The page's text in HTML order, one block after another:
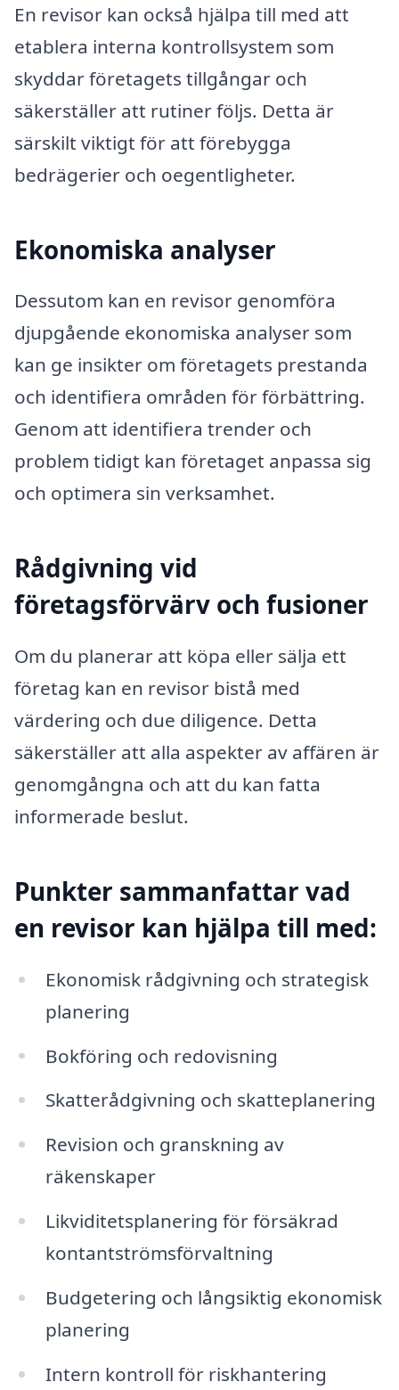
En revisor kan också hjälpa till med att
etablera interna kontrollsystem som
skyddar företagets tillgångar och
säkerställer att rutiner följs. Detta är
särskilt viktigt för att förebygga
bedrägerier och oegentligheter.
Ekonomiska analyser
Dessutom kan en revisor genomföra
djupgående ekonomiska analyser som
kan ge insikter om företagets prestanda
och identifiera områden för förbättring.
Genom att identifiera trender och
problem tidigt kan företaget anpassa sig
och optimera sin verksamhet.
Rådgivning vid
företagsförvärv och fusioner
Om du planerar att köpa eller sälja ett
företag kan en revisor bistå med
värdering och due diligence. Detta
säkerställer att alla aspekter av affären är
genomgångna och att du kan fatta
informerade beslut.
Punkter sammanfattar vad
en revisor kan hjälpa till med:
Ekonomisk rådgivning och strategisk
planering
Bokföring och redovisning
Skatterådgivning och skatteplanering
Revision och granskning av
räkenskaper
Likviditetsplanering för försäkrad
kontantströmsförvaltning
Budgetering och långsiktig ekonomisk
planering
Intern kontroll för riskhantering